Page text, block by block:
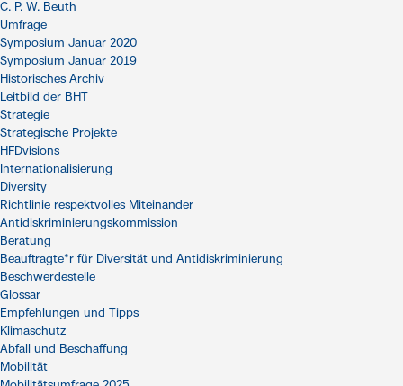
C. P. W. Beuth
Umfrage
Symposium Januar 2020
Symposium Januar 2019
Historisches Archiv
Leitbild der BHT
Strategie
Strategische Projekte
HFDvisions
Internationalisierung
Diversity
Richtlinie respektvolles Miteinander
Antidiskriminierungskommission
Beratung
Beauftragte*r für Diversität und Antidiskriminierung
Beschwerdestelle
Glossar
Empfehlungen und Tipps
Klimaschutz
Abfall und Beschaffung
Mobilität